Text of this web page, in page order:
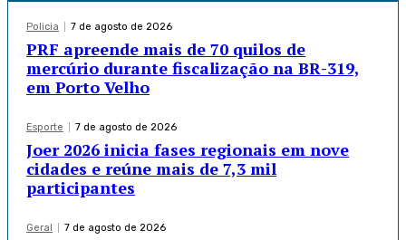
Policia 7 de agosto de 2026
PRF apreende mais de 70 quilos de
mercúrio durante fiscalização na BR-319,
em Porto Velho
Esporte 7 de agosto de 2026
Joer 2026 inicia fases regionais em nove
cidades e reúne mais de 7,3 mil
participantes
Geral 7 de agosto de 2026